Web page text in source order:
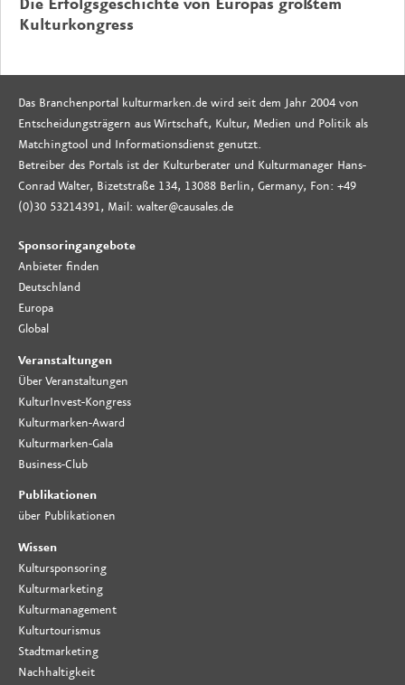
Die Erfolgsgeschichte von Europas größtem
Kulturkongress
Das Branchenportal kulturmarken.de wird seit dem Jahr 2004 von
Entscheidungsträgern aus Wirtschaft, Kultur, Medien und Politik als
Matchingtool und Informationsdienst genutzt.
Betreiber des Portals ist der Kulturberater und Kulturmanager Hans-
Conrad Walter, Bizetstraße 134, 13088 Berlin, Germany, Fon: +49
(0)30 53214391, Mail: walter@causales.de
Sponsoringangebote
Anbieter finden
Deutschland
Europa
Global
Veranstaltungen
Über Veranstaltungen
KulturInvest-Kongress
Kulturmarken-Award
Kulturmarken-Gala
Business-Club
Publikationen
über Publikationen
Wissen
Kultursponsoring
Kulturmarketing
Kulturmanagement
Kulturtourismus
Stadtmarketing
Nachhaltigkeit